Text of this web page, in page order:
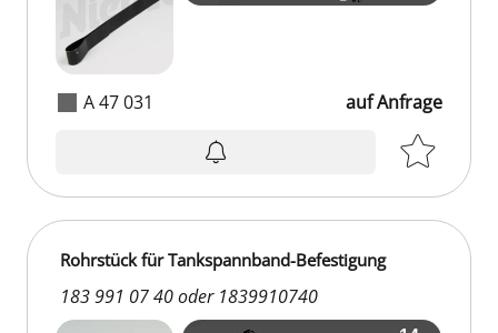
A 47 031 auf Anfrage
Rohrstück für Tankspannband-Befestigung
183 991 07 40 oder 1839910740